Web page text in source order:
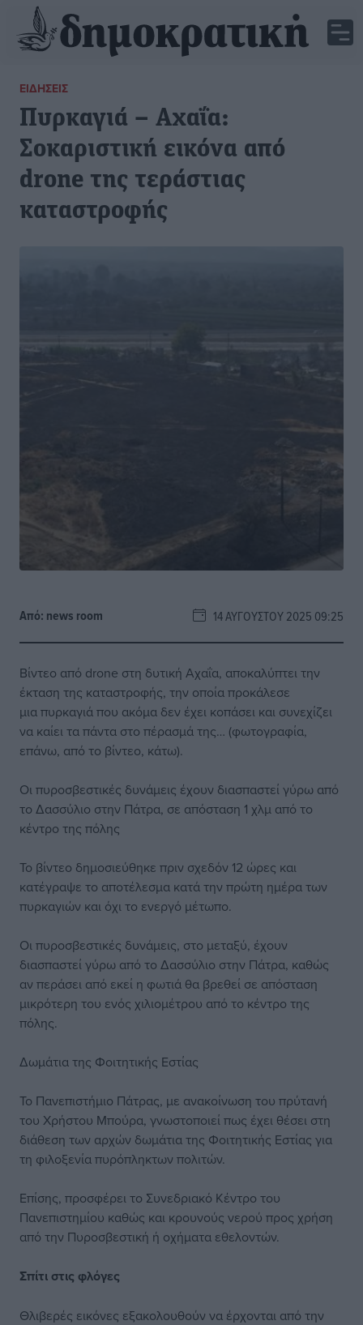
ΕΙΔΉΣΕΙΣ
Πυρκαγιά – Αχαΐα:
Σοκαριστική εικόνα από
drone της τεράστιας
καταστροφής
Από: news room 14 ΑΥΓΟΎΣΤΟΥ 2025 09:25
Βίντεο από drone στη δυτική Αχαΐα, αποκαλύπτει την
έκταση της καταστροφής, την οποία προκάλεσε
μια πυρκαγιά που ακόμα δεν έχει κοπάσει και συνεχίζει
να καίει τα πάντα στο πέρασμά της… (φωτογραφία,
επάνω, από το βίντεο, κάτω).
Οι πυροσβεστικές δυνάμεις έχουν διασπαστεί γύρω από
το Δασσύλιο στην Πάτρα, σε απόσταση 1 χλμ από το
κέντρο της πόλης
Το βίντεο δημοσιεύθηκε πριν σχεδόν 12 ώρες και
κατέγραψε το αποτέλεσμα κατά την πρώτη ημέρα των
πυρκαγιών και όχι το ενεργό μέτωπο.
Οι πυροσβεστικές δυνάμεις, στο μεταξύ, έχουν
διασπαστεί γύρω από το Δασσύλιο στην Πάτρα, καθώς
αν περάσει από εκεί η φωτιά θα βρεθεί σε απόσταση
μικρότερη του ενός χιλιομέτρου από το κέντρο της
πόλης.
Δωμάτια της Φοιτητικής Εστίας
Το Πανεπιστήμιο Πάτρας, με ανακοίνωση του πρύτανή
του Χρήστου Μπούρα, γνωστοποιεί πως έχει θέσει στη
διάθεση των αρχών δωμάτια της Φοιτητικής Εστίας για
τη φιλοξενία πυρόπληκτων πολιτών.
Επίσης, προσφέρει το Συνεδριακό Κέντρο του
Πανεπιστημίου καθώς και κρουνούς νερού προς χρήση
από την Πυροσβεστική ή οχήματα εθελοντών.
Σπίτι στις φλόγες
Θλιβερές εικόνες εξακολουθούν να έρχονται από την